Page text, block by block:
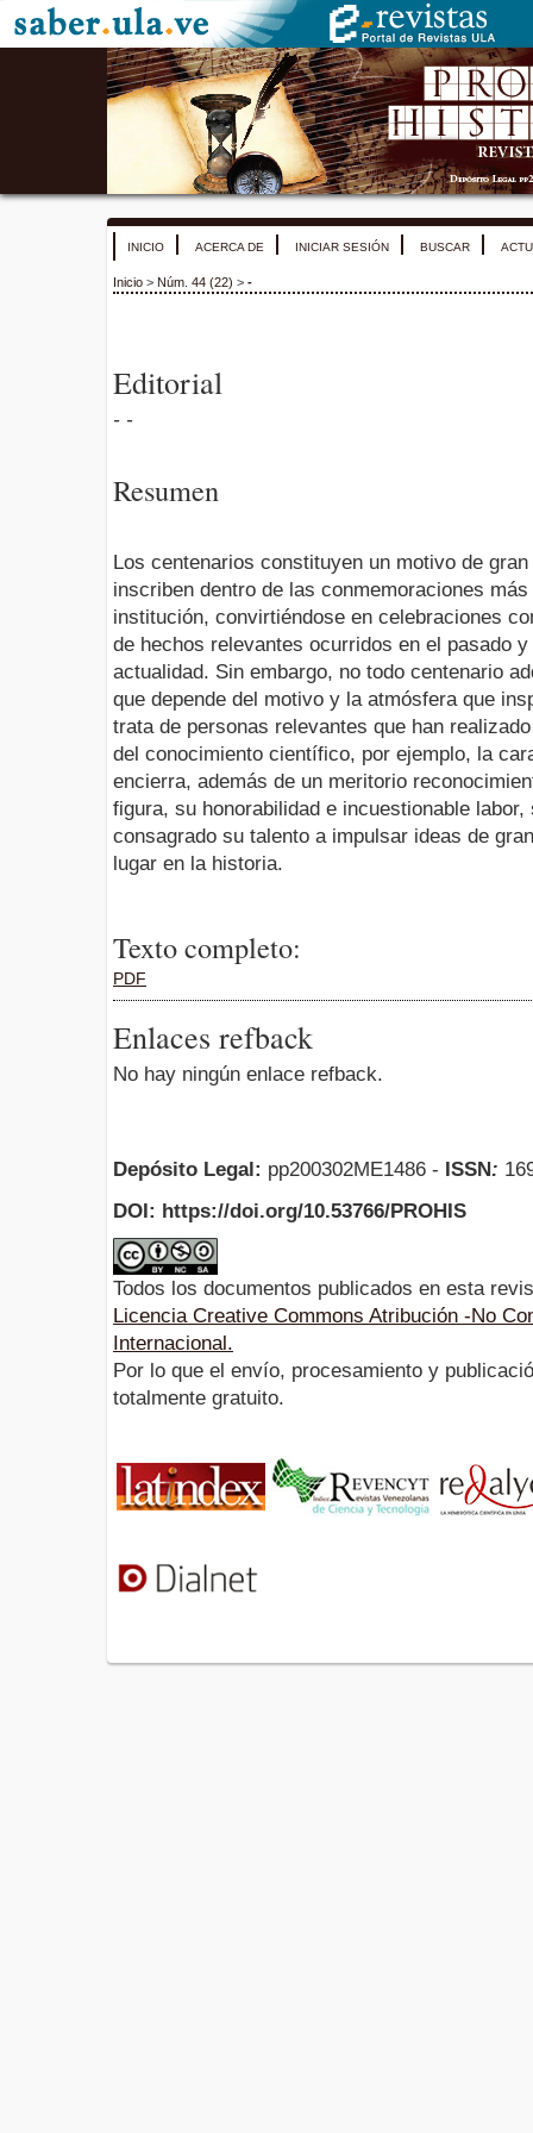
INICIO ACERCA DE INICIAR SESIÓN BUSCAR
Inicio > Núm. 44 (22) > -
Editorial
- -
Resumen
Los centenarios constituyen un motivo de
inscriben dentro de las conmemoraciones
institución, convirtiéndose en celebraciones
de hechos relevantes ocurridos en el pasado
actualidad. Sin embargo, no todo centenario
que depende del motivo y la atmósfera que
trata de personas relevantes que han
del conocimiento científico, por ejemplo, la
encierra, además de un meritorio
figura, su honorabilidad e incuestionable
consagrado su talento a impulsar ideas de
lugar en la historia.
Texto completo:
PDF
Enlaces refback
No hay ningún enlace refback.
Depósito Legal: pp200302ME1486 - ISSN:
DOI: https://doi.org/10.53766/PROHIS
Todos los documentos publicados en esta
Licencia Creative Commons Atribución -No
Internacional.
Por lo que el envío, procesamiento y
totalmente gratuito.